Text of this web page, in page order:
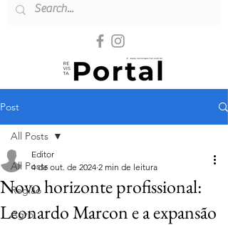
Post
All Posts
Região
Agro
All Posts
Novo horizonte profissional:
Leonardo Marcon e a expansão
Editor
4 de out. de 2024 2 min de leitura